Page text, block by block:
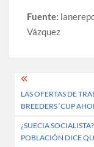
Fuente:
Vázquez
Post
navigation
LAS OFERTAS DE
BREEDERS ‘CUP
¿SUECIA
POBLACIÓN DICE